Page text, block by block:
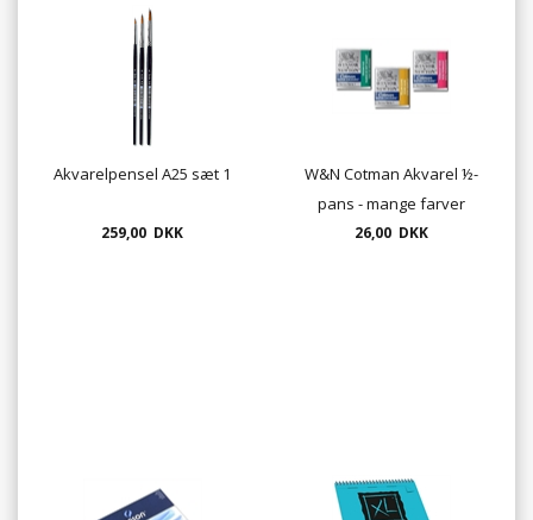
Akvarelpensel A25 sæt 1
259,00 DKK
W&N Cotman Akvarel ½-
pans - mange farver
26,00 DKK